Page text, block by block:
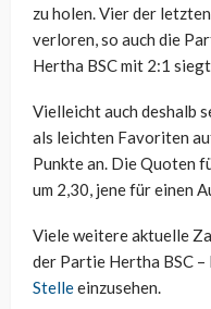
zu holen. Vier der
verloren, so auch die
Hertha BSC mit 2:1
Vielleicht auch deshalb
als leichten Favoriten
Punkte an. Die Quoten
um 2,30, jene für einen
Viele weitere aktuelle
der Partie Hertha BSC –
Stelleeinzusehen.